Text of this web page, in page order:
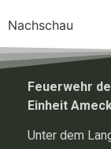
Nachschau
Feuerwehr
Einheit
Unter dem